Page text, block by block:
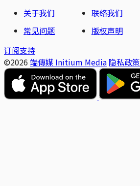
关于我们
联络我们
常见问题
版权声明
订阅支持
©2026 端傳媒 Initium Media 隐私政策